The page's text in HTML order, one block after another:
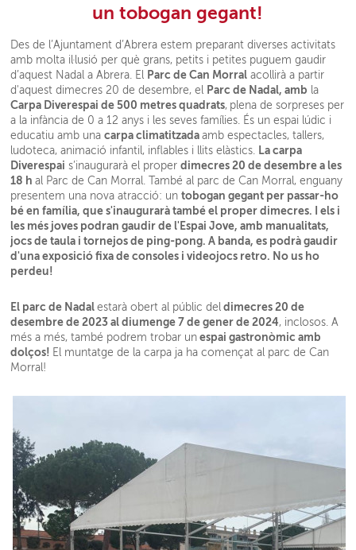
un tobogan gegant!
Des de l’Ajuntament d’Abrera estem preparant diverses activitats
amb molta il·lusió per què grans, petits i petites puguem gaudir
d’aquest Nadal a Abrera. El Parc de Can Morral acollirà a partir
d'aquest dimecres 20 de desembre, el Parc de Nadal, amb la
Carpa Diverespai de 500 metres quadrats, plena de sorpreses per
a la infància de 0 a 12 anys i les seves famílies. És un espai lúdic i
educatiu amb unacarpa climatitzadaamb espectacles, tallers,
ludoteca, animació infantil, inflables i llits elàstics. La carpa
Diverespai s’inaugurarà el properdimecres 20 de desembre a les
18 hal Parc de Can Morral. També al parc de Can Morral, enguany
presentem una nova atracció: untobogan gegant per passar-ho
bé en família, que s'inaugurarà també el proper dimecres. I els i
les més joves podran gaudir de l'Espai Jove, amb manualitats,
jocs de taula i tornejos de ping-pong. A banda, es podrà gaudir
d'una exposició fixa de consoles i videojocs retro. No us ho
perdeu!
El parc de Nadalestarà obert al públic del dimecres 20 de
desembre de 2023 al diumenge 7 de gener de 2024, inclosos. A
més a més, també podrem trobar un espai gastronòmic amb
dolços! El muntatge de la carpa ja ha començat al parc de Can
Morral!